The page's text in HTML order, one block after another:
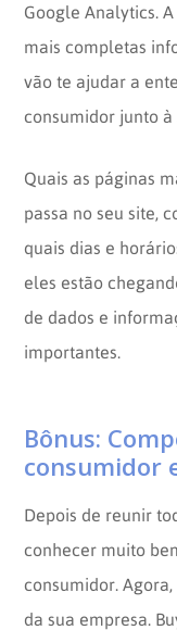
Google Analytics.
mais completas
vão te ajudar a
consumidor junto à
Quais as páginas
passa no seu site,
quais dias e
eles estão
de dados e
importantes.
Bônus:
consumidor
Depois de reunir
conhecer muito
consumidor.
da sua empresa.